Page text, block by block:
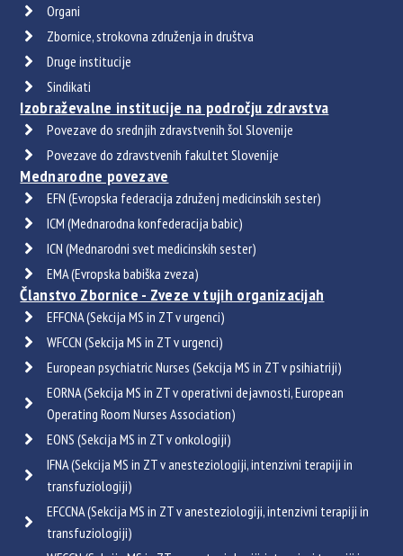
Organi
Zbornice, strokovna združenja in društva
Druge institucije
Sindikati
Izobraževalne institucije na področju zdravstva
Povezave do srednjih zdravstvenih šol Slovenije
Povezave do zdravstvenih fakultet Slovenije
Mednarodne povezave
EFN (Evropska federacija združenj medicinskih sester)
ICM (Mednarodna konfederacija babic)
ICN (Mednarodni svet medicinskih sester)
EMA (Evropska babiška zveza)
Članstvo Zbornice - Zveze v tujih organizacijah
EFFCNA (Sekcija MS in ZT v urgenci)
WFCCN (Sekcija MS in ZT v urgenci)
European psychiatric Nurses (Sekcija MS in ZT v psihiatriji)
EORNA (Sekcija MS in ZT v operativni dejavnosti, European
Operating Room Nurses Association)
EONS (Sekcija MS in ZT v onkologiji)
IFNA (Sekcija MS in ZT v anesteziologiji, intenzivni terapiji in
transfuziologiji)
EFCCNA (Sekcija MS in ZT v anesteziologiji, intenzivni terapiji in
transfuziologiji)